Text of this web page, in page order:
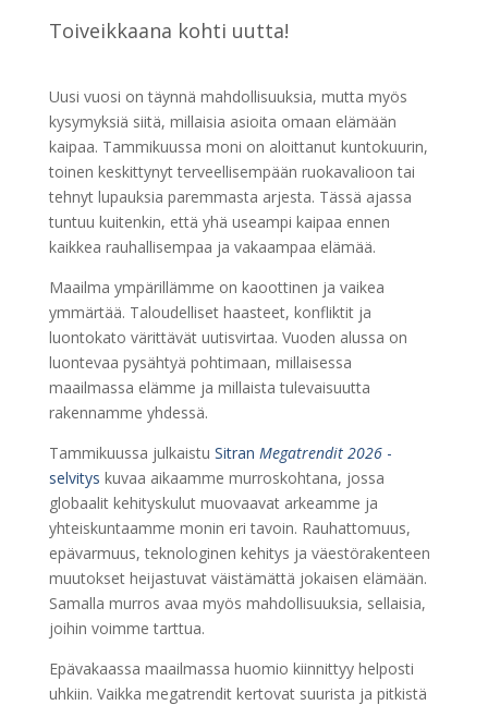
Toiveikkaana kohti uutta!
Uusi vuosi on täynnä mahdollisuuksia, mutta myös
kysymyksiä siitä, millaisia asioita omaan elämään
kaipaa. Tammikuussa moni on aloittanut kuntokuurin,
toinen keskittynyt terveellisempään ruokavalioon tai
tehnyt lupauksia paremmasta arjesta. Tässä ajassa
tuntuu kuitenkin, että yhä useampi kaipaa ennen
kaikkea rauhallisempaa ja vakaampaa elämää.
Maailma ympärillämme on kaoottinen ja vaikea
ymmärtää. Taloudelliset haasteet, konfliktit ja
luontokato värittävät uutisvirtaa. Vuoden alussa on
luontevaa pysähtyä pohtimaan, millaisessa
maailmassa elämme ja millaista tulevaisuutta
rakennamme yhdessä.
Tammikuussa julkaistu Sitran Megatrendit 2026-
selvitys kuvaa aikaamme murroskohtana, jossa
globaalit kehityskulut muovaavat arkeamme ja
yhteiskuntaamme monin eri tavoin. Rauhattomuus,
epävarmuus, teknologinen kehitys ja väestörakenteen
muutokset heijastuvat väistämättä jokaisen elämään.
Samalla murros avaa myös mahdollisuuksia, sellaisia,
joihin voimme tarttua.
Epävakaassa maailmassa huomio kiinnittyy helposti
uhkiin. Vaikka megatrendit kertovat suurista ja pitkistä